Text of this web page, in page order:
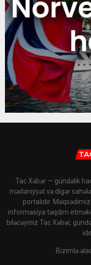
Tac Xəbər — gündəlik
mədəniyyət və digər
portalıdır.
informasiya təqdim
biləcəyiniz Tac Xəbər,
Bizimlə